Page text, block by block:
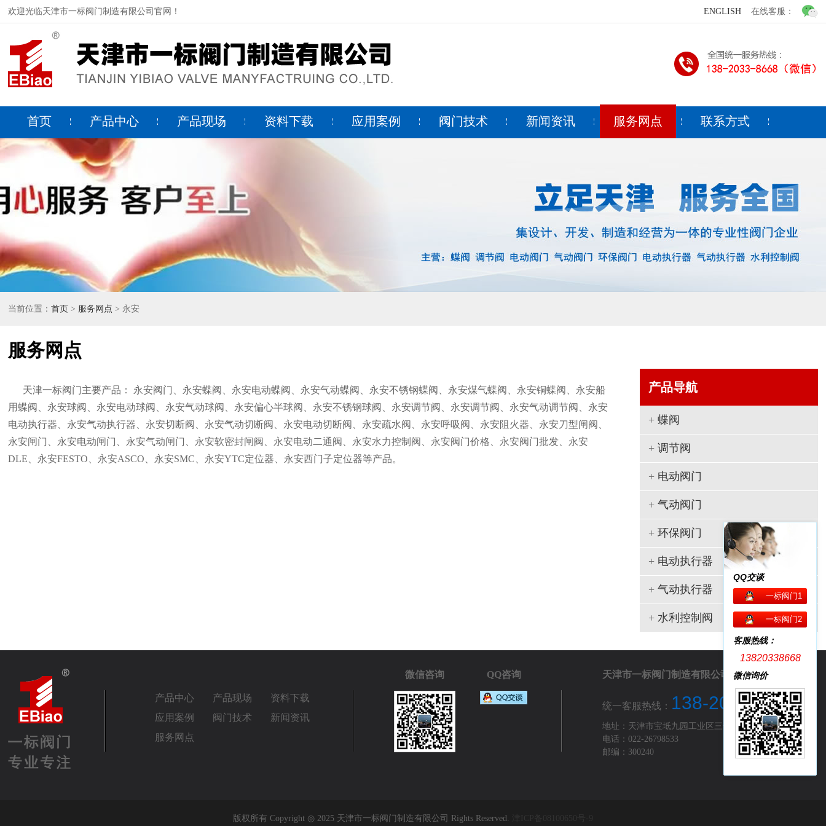
欢迎光临天津市一标阀门制造有限公司官网！ ENGLISH 在线客服：
首页 产品中心 产品现场 资料下载 应用案例 阀门技术 新闻资讯 服务网点 联系方式
当前位置：首页 > 服务网点 > 永安
服务网点
天津一标阀门主要产品： 永安阀门、永安蝶阀、永安电动蝶阀、永安气动蝶阀、永安不锈钢蝶阀、永安煤气蝶阀、永安铜蝶阀、永安船
用蝶阀、永安球阀、永安电动球阀、永安气动球阀、永安偏心半球阀、永安不锈钢球阀、永安调节阀、永安调节阀、永安气动调节阀、永安
电动执行器、永安气动执行器、永安切断阀、永安气动切断阀、永安电动切断阀、永安疏水阀、永安呼吸阀、永安阻火器、永安刀型闸阀、
永安闸门、永安电动闸门、永安气动闸门、永安软密封闸阀、永安电动二通阀、永安水力控制阀、永安阀门价格、永安阀门批发、永安
DLE、永安FESTO、永安ASCO、永安SMC、永安YTC定位器、永安西门子定位器等产品。
产品导航
+蝶阀
+调节阀
+ 电动阀门
+气动阀门
+环保阀门
+ 电动执行器
+气动执行器
+水利控制阀
产品中心 产品现场
资料下载
应用案例
阀门技术
新闻资讯
服务网点
微信咨询 QQ咨询 天津市一标阀门制造有限公司
统一客服热线： 138-2033-8668
地址：天津市宝坻九园工业区三号路
电话：022-26798533
邮编：300240
版权所有 Copyright ◎ 2025 天津市一标阀门制造有限公司 Rights Reserved.
QQ交谈
一标阀门1
一标阀门2
客服热线：
13820338668
微信询价